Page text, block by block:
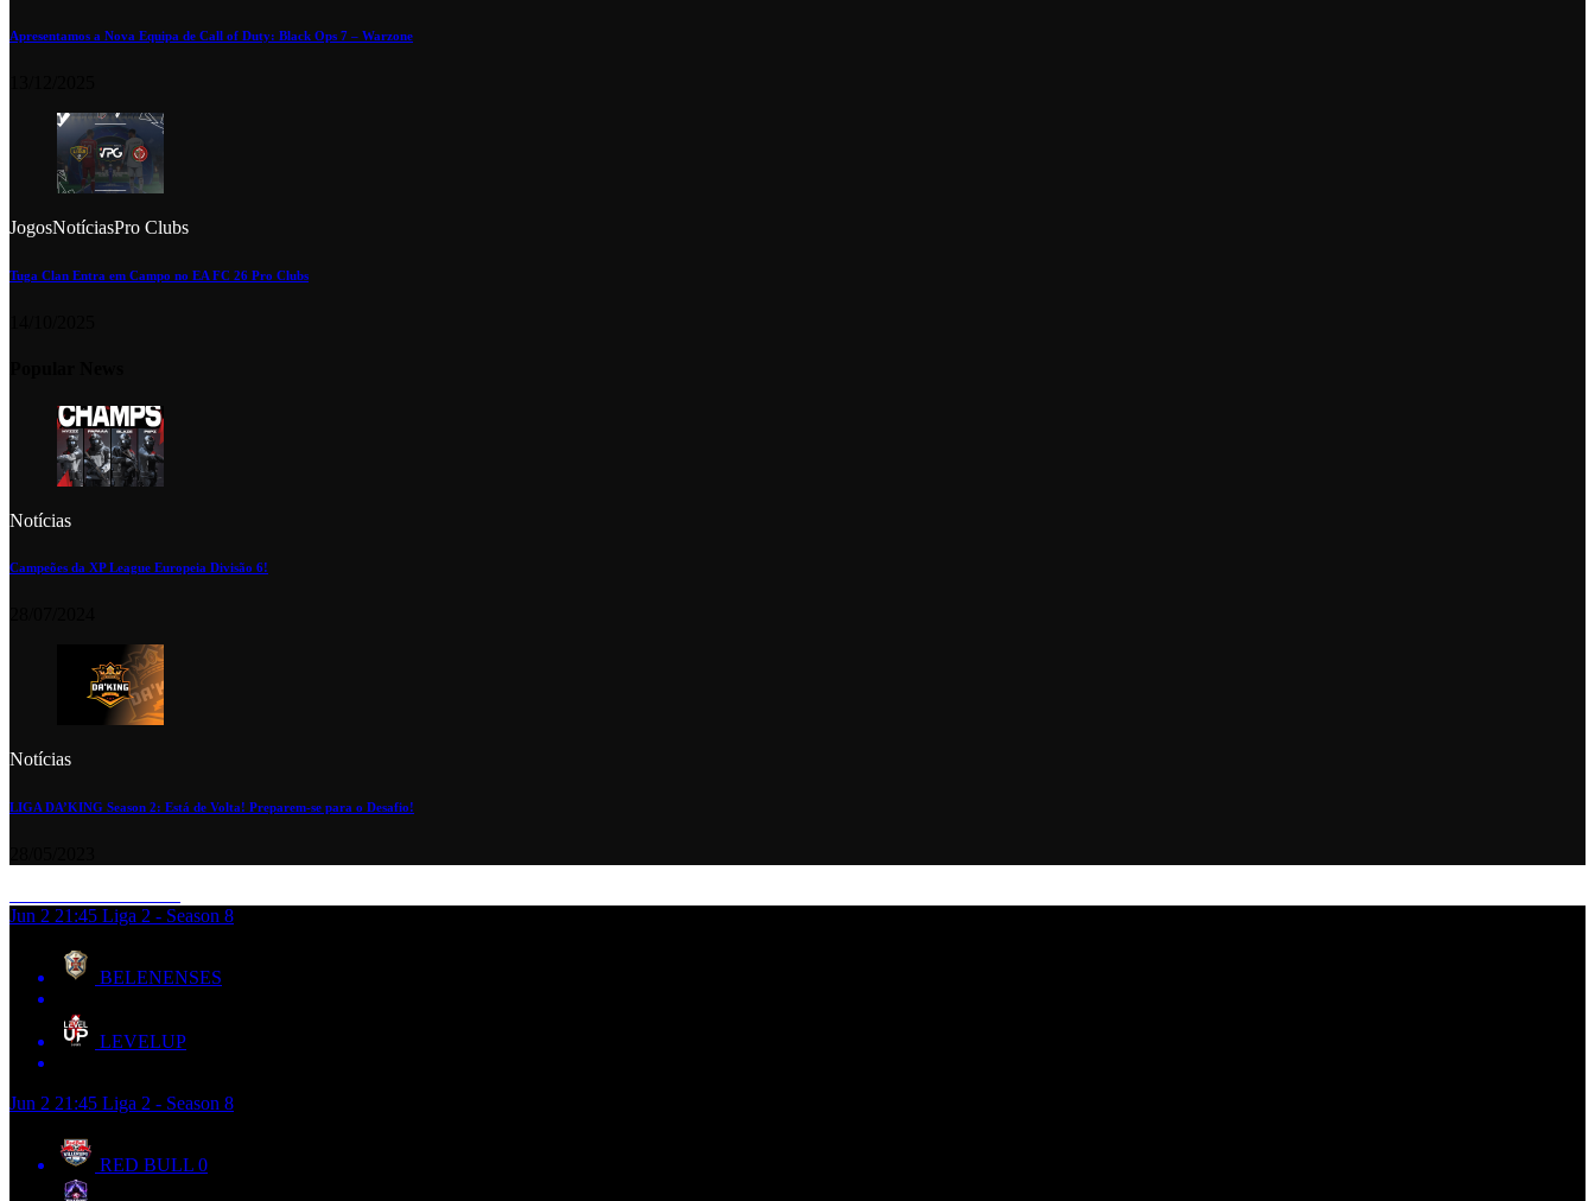
Apresentamos a Nova Equipa de Call of Duty: Black Ops 7 – Warzone
JogosNotíciasPro Clubs
Tuga Clan Entra em Campo no EA FC 26 Pro Clubs
Notícias
Campeões da XP League Europeia Divisão 6!
Notícias
LIGA DA’KING Season 2: Está de Volta! Preparem-se para o Desafio!
Jun 2 21:45 Liga 2 - Season 8
BELENENSES
LEVELUP
Jun 2 21:45 Liga 2 - Season 8
RED BULL 0